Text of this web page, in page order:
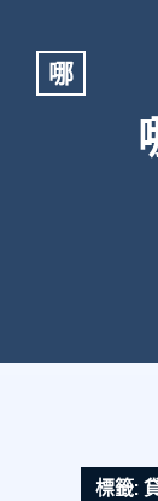
哪
標籤: